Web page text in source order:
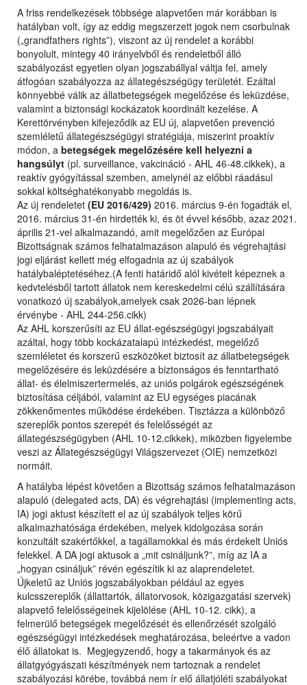
A friss rendelkezések többsége alapvetően már korábban is
hatályban volt, így az eddig megszerzett jogok nem csorbulnak
(„grandfathers rights”), viszont az új rendelet a korábbi
bonyolult, mintegy 40 irányelvből és rendeletből álló
szabályozást egyetlen olyan jogszabállyal váltja fel, amely
átfogóan szabályozza az állategészségügy területét. Ezáltal
könnyebbé válik az állatbetegségek megelőzése és leküzdése,
valamint a biztonsági kockázatok koordinált kezelése. A
Kerettörvényben kifejeződik az EU új, alapvetően prevenció
szemléletű állategészségügyi stratégiája, miszerint proaktív
módon, a betegségek megelőzésére kell helyezni a
hangsúlyt (pl. surveillance, vakcináció - AHL 46-48.cikkek), a
reaktív gyógyítással szemben, amelynél az előbbi ráadásul
sokkal költséghatékonyabb megoldás is.
Az új rendeletet (EU 2016/429) 2016. március 9-én fogadták el,
2016. március 31-én hirdették ki, és öt évvel később, azaz 2021.
április 21-vel alkalmazandó, amit megelőzően az Európai
Bizottságnak számos felhatalmazáson alapuló és végrehajtási
jogi eljárást kellett még elfogadnia az új szabályok
hatálybaléptetéséhez.(A fenti határidő alól kivételt képeznek a
kedvtelésből tartott állatok nem kereskedelmi célú szállítására
vonatkozó új szabályok,amelyek csak 2026-ban lépnek
érvénybe - AHL 244-256.cikk)
Az AHL korszerűsíti az EU állat-egészségügyi jogszabályait
azáltal, hogy több kockázatalapú intézkedést, megelőző
szemléletet és korszerű eszközöket biztosít az állatbetegségek
megelőzésére és leküzdésére a biztonságos és fenntartható
állat- és élelmiszertermelés, az uniós polgárok egészségének
biztosítása céljából, valamint az EU egységes piacának
zökkenőmentes működése érdekében. Tisztázza a különböző
szereplők pontos szerepét és felelősségét az
állategészségügyben (AHL 10-12.cikkek), miközben figyelembe
veszi az Állategészségügyi Világszervezet (OIE) nemzetközi
normáit.
A hatályba lépést követően a Bizottság számos felhatalmazáson
alapuló (delegated acts, DA) és végrehajtási (implementing acts,
IA) jogi aktust készített el az új szabályok teljes körű
alkalmazhatósága érdekében, melyek kidolgozása során
konzultált szakértőkkel, a tagállamokkal és más érdekelt Uniós
felekkel. A DA jogi aktusok a „mit csináljunk?”, míg az IA a
„hogyan csináljuk” révén egészítik ki az alaprendeletet.
Újkeletű az Uniós jogszabályokban például az egyes
kulcsszereplők (állattartók, állatorvosok, közigazgatási szervek)
alapvető felelősségeinek kijelölése (AHL 10-12. cikk), a
felmerülő betegségek megelőzését és ellenőrzését szolgáló
egészségügyi intézkedések meghatározása, beleértve a vadon
élő állatokat is. Megjegyzendő, hogy a takarmányok és az
állatgyógyászati készítmények nem tartoznak a rendelet
szabályozási körébe, továbbá nem ír elő állatjóléti szabályokat